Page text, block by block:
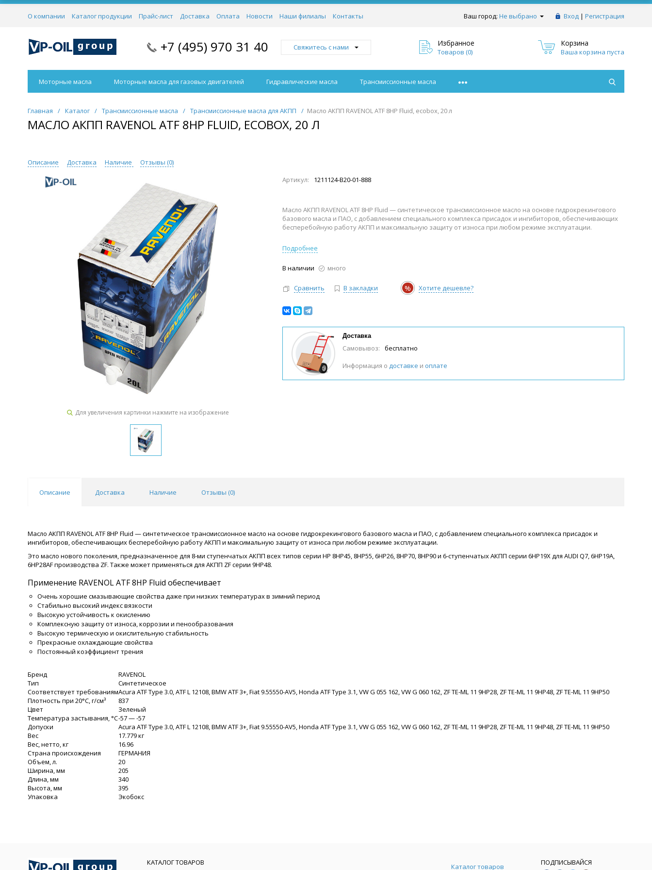
Ваш город: Не выбрано Вход | Регистрация
О компании Каталог продукции Прайс-лист Доставка Оплата Новости Наши филиалы Контакты
+7 (495) 970 31 40 Свяжитесь с нами Избранное
Товаров (0)
Корзина
Ваша корзина пуста
Моторные масла Моторные масла для газовых двигателей Гидравлические масла Трансмиссионные масла
Главная / Каталог / Трансмиссионные масла / Трансмиссионные масла для АКПП / Масло АКПП RAVENOL ATF 8HP Fluid, ecobox, 20 л
МАСЛО АКПП RAVENOL ATF 8HP FLUID, ECOBOX, 20 Л
Описание Доставка Наличие Отзывы (0)
Для увеличения картинки нажмите на изображение
Артикул: 1211124-B20-01-888
Масло АКПП RAVENOL ATF 8HP Fluid — синтетическое трансмиссионное масло на основе гидрокрекингового
базового масла и ПАО, с добавлением специального комплекса присадок и ингибиторов, обеспечивающих
бесперебойную работу АКПП и максимальную защиту от износа при любом режиме эксплуатации.
Подробнее
В наличии много
Сравнить В закладки % Хотите дешевле?
Доставка
Самовывоз:
бесплатно
Информация о доставке и оплате
Описание Доставка Наличие Отзывы (0)
Масло АКПП RAVENOL ATF 8HP Fluid — синтетическое трансмиссионное масло на основе гидрокрекингового базового масла и ПАО, с добавлением специального комплекса присадок и
ингибиторов, обеспечивающих бесперебойную работу АКПП и максимальную защиту от износа при любом режиме эксплуатации.
Это масло нового поколения, предназначенное для 8-ми ступенчатых АКПП всех типов серии HP 8HP45, 8HP55, 6HP26, 8HP70, 8HP90 и 6-ступенчатых АКПП серии 6HP19X для AUDI Q7, 6HP19A,
6HP28AF производства ZF. Также может применяться для АКПП ZF серии 9HP48.
Применение RAVENOL ATF 8HP Fluid обеспечивает
Очень хорошие смазывающие свойства даже при низких температурах в зимний период
Стабильно высокий индекс вязкости
Высокую устойчивость к окислению
Комплексную защиту от износа, коррозии и пенообразования
Высокую термическую и окислительную стабильность
Прекрасные охлаждающие свойства
Постоянный коэффициент трения
Бренд
RAVENOL
Тип
Синтетическое
Соответствует требованиямAcura ATF Type 3.0, ATF L 12108, BMW ATF 3+, Fiat 9.55550-AV5, Honda ATF Type 3.1, VW G 055 162, VW G 060 162, ZF TE-ML 11 9HP28, ZF TE-ML 11 9HP48, ZF TE-ML 11 9HP50
Плотность при 20°C, г/cм³
837
Цвет
Зеленый
Температура застывания, °C-57 — -57
Допуски
Acura ATF Type 3.0, ATF L 12108, BMW ATF 3+, Fiat 9.55550-AV5, Honda ATF Type 3.1, VW G 055 162, VW G 060 162, ZF TE-ML 11 9HP28, ZF TE-ML 11 9HP48, ZF TE-ML 11 9HP50
Вес
17.779 кг
Вес, нетто, кг
16.96
Страна происхождения
ГЕРМАНИЯ
Объем, л.
20
Ширина, мм
205
Длина, мм
340
Высота, мм
395
Упаковка
Экобокс
КАТАЛОГ ТОВАРОВ Каталог товаров ПОДПИСЫВАЙСЯ